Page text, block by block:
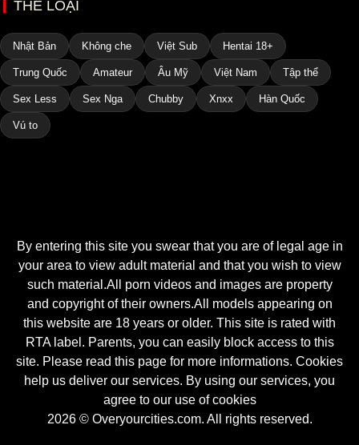
THỂ LOẠI
Nhật Bản Không che Việt Sub Hentai 18+
Trung Quốc Amateur Âu Mỹ Việt Nam Tập thể
Sex Less Sex Nga Chubby Xnxx Hàn Quốc
Vú to
By entering this site you swear that you are of legal age in
your area to view adult material and that you wish to view
such material.All porn videos and images are property
and copyright of their owners.All models appearing on
this website are 18 years or older. This site is rated with
RTA label. Parents, you can easily block access to this
site. Please read this page for more informations. Cookies
help us deliver our services. By using our services, you
agree to our use of cookies
2026 © Overyourcities.com. All rights reserved.